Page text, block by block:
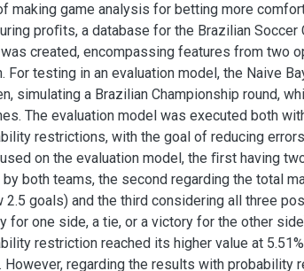
making game analysis for betting more
proﬁts, a database for the Brazilian Soccer
created, encompassing features from two
For testing in an evaluation model, the Naive
simulating a Brazilian Championship round,
The evaluation model was executed both
restrictions, with the goal of reducing
on the evaluation model, the ﬁrst having
both teams, the second regarding the total
2.5 goals) and the third considering all three
for one side, a tie, or a victory for the other
restriction reached its higher value at
However, regarding the results with probability